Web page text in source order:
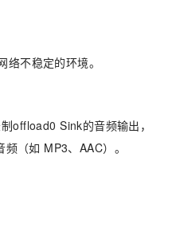
不稳定的环境。
offload0 Sink的音频输出，
（如 MP3、AAC）。